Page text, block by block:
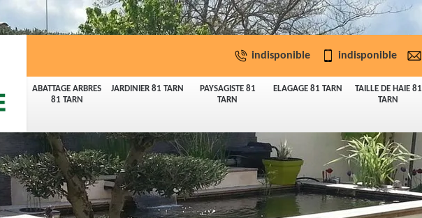
ABATTAGE ARBRES
81 TARN
JARDINIER 81 TARN
PAYSAGISTE 81
TARN
ELAGAGE 81 TARN
TAILLE DE HAIE 81
TARN
indisponible indisponible